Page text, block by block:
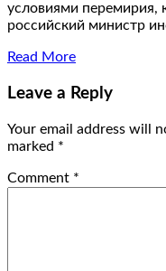
условиями перемирия,
российский министр
Read More
Leave a Reply
Your email address will
marked *
Comment *